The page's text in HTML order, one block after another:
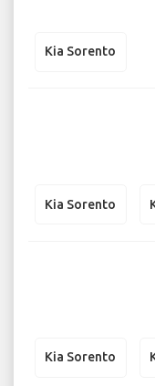
Kia Sorento
Kia Sorento
Kia Sorento